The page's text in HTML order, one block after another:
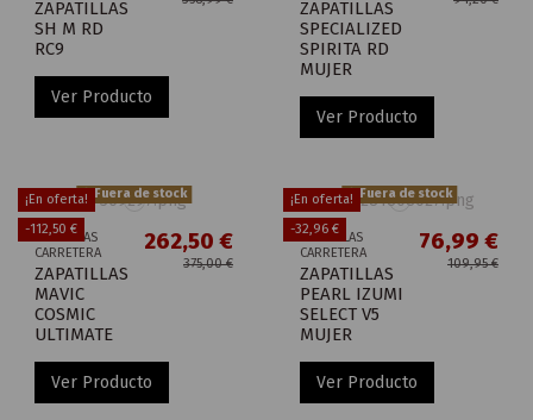
ZAPATILLAS
SH M RD
RC9
Ver Producto
ZAPATILLAS
SPECIALIZED
SPIRITA RD
MUJER
Ver Producto
¡En oferta!
-112,50 €
Fuera de stock
ZAPATILLAS
CARRETERA
ZAPATILLAS
MAVIC
COSMIC
ULTIMATE
262,50 €
375,00 €
Ver Producto
¡En oferta!
-32,96 €
Fuera de stock
ZAPATILLAS
CARRETERA
ZAPATILLAS
PEARL IZUMI
SELECT V5
MUJER
76,99 €
109,95 €
Ver Producto